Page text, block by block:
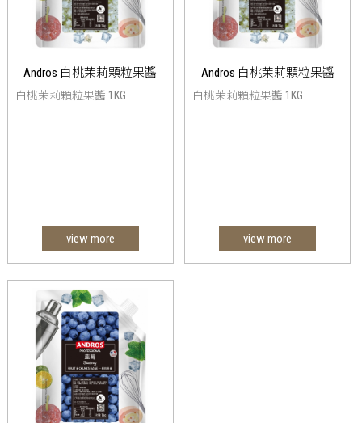
Andros 白桃茉莉顆粒果醬
白桃茉莉顆粒果醬 1KG
view more
Andros 白桃茉莉顆粒果醬
白桃茉莉顆粒果醬 1KG
view more